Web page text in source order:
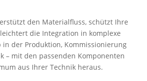
den Materialfluss, schützt Ihre
die Integration in komplexe
in der Produktion, Kommissionierung
– mit den passenden Komponenten
aus Ihrer Technik heraus.